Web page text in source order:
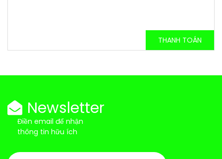
THANH TOÁN
Newsletter
Điền email để nhận
thông tin hữu ích